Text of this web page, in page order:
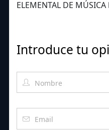
ELEMENTAL DE
Introduce tu